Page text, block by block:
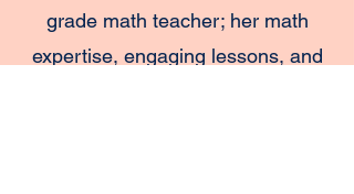
grade math teacher; her math
expertise, engaging lessons, and